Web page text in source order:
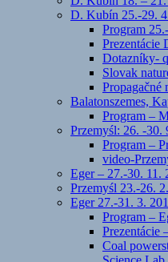
D. Kubín 25.-29.
Program
Prezentácie
Dotazníky-
Slovak
Propagačné
Balatonszemes,
Program –
Przemyśl: 26. -30.
Program –
video-
Eger – 27.-30. 11.
Przemyśl 23.-26.
Eger 27.-31. 3.
Program –
Prezentácie
Coal